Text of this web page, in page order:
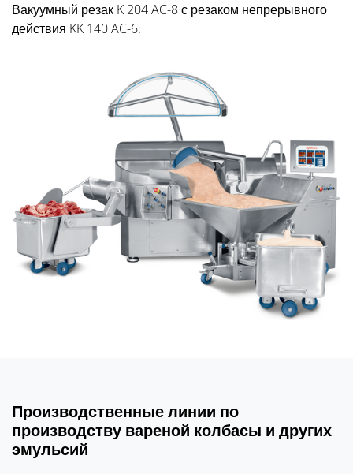
Вакуумный резак K 204 AC-8 с резаком непрерывного
действия KK 140 AC-6.
Производственные линии по
производству вареной колбасы и других
эмульсий